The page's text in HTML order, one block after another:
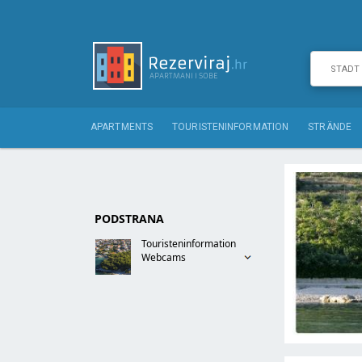
APARTMENTS TOURISTENINFORMATION STRÄNDE
PODSTRANA
Touristeninformation
Webcams